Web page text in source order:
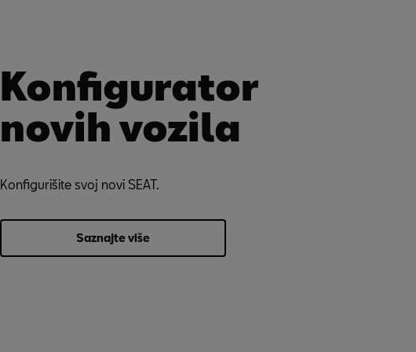
Konfigurator
novih vozila
Konfigurišite svoj novi SEAT.
Saznajte više